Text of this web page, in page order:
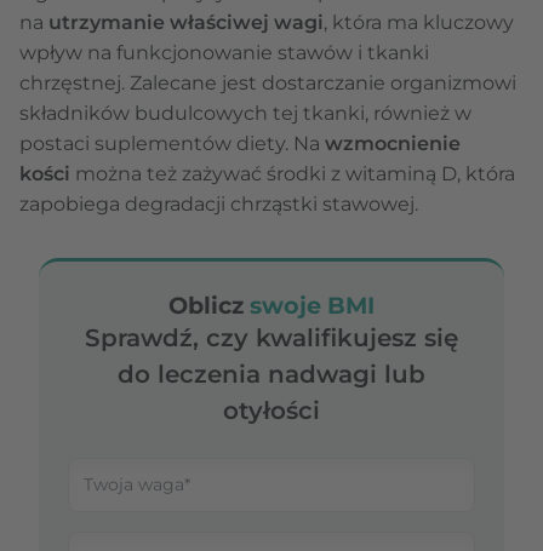
na utrzymanie właściwej wagi, która ma kluczowy
wpływ na funkcjonowanie stawów i tkanki
chrzęstnej. Zalecane jest dostarczanie organizmowi
składników budulcowych tej tkanki, również w
postaci suplementów diety. Na wzmocnienie
kości można też zażywać środki z witaminą D, która
zapobiega degradacji chrząstki stawowej.
Oblicz swoje BMI
Sprawdź, czy kwalifikujesz się
do leczenia nadwagi lub
otyłości